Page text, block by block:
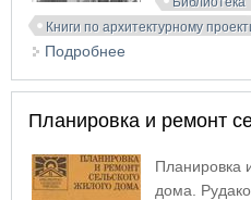
Книги по архитектурному
Подробнее
Планировка и ремонт
Планировка
дома.